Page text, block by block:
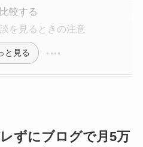
較する
を見るときの注意
と見る
ずにブログで月5万